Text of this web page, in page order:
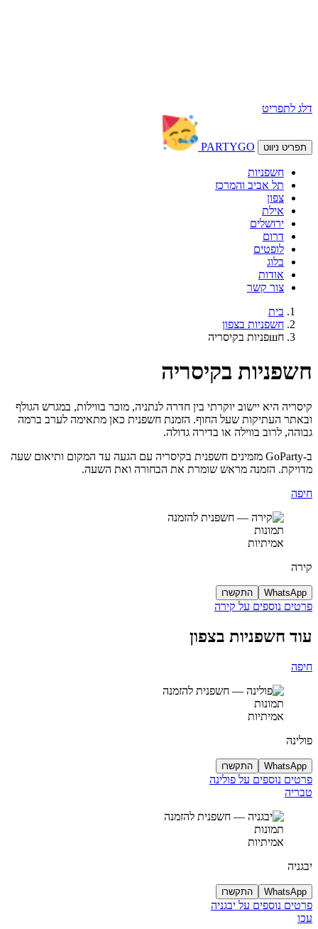
דלג לתפריט
תפריט ניווט PARTYGO
חשפניות
תל אביב והמרכז
צפון
אילת
ירושלים
דרום
לופטים
בלוג
אודות
צור קשר
בית
חשפניות בצפון
חшפניות בקיסריה
חשפניות בקיסריה
קיסריה היא יישוב יוקרתי בין חדרה לנתניה, מוכר בווילות, במגרש הגולף
ובאתר העתיקות שעל החוף. הזמנת חשפנית כאן מתאימה לערב ברמה
גבוהה, לרוב בווילה או בדירה גדולה.
ב-GoParty מזמינים חשפנית בקיסריה עם הגעה עד המקום ותיאום שעה
מדויקת. הזמנה מראש שומרת את הבחורה ואת השעה.
חיפה
תמונות
אמיתיות
קירה
WhatsApp התקשרו
פרטים נוספים על קירה
עוד חשפניות בצפון
חיפה
תמונות
אמיתיות
פולינה
WhatsApp התקשרו
פרטים נוספים על פולינה
טבריה
תמונות
אמיתיות
יבגניה
WhatsApp התקשרו
פרטים נוספים על יבגניה
עכו